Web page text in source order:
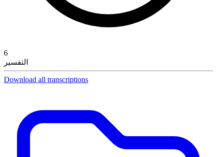
6
التفسير
Download all transcriptions